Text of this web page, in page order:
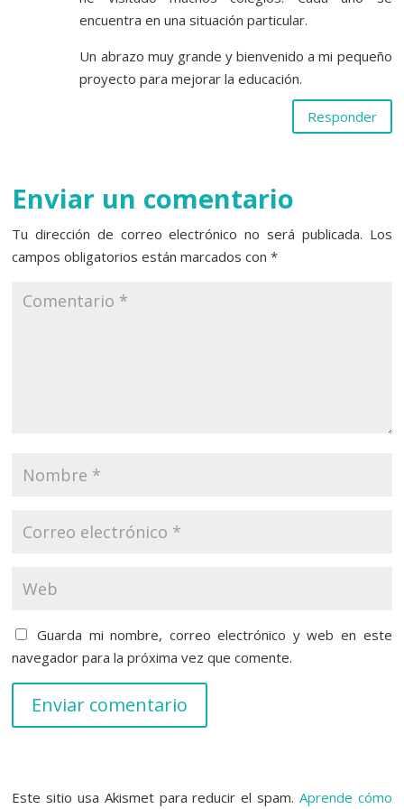
encuentra en una situación particular.
Un abrazo muy grande y bienvenido a mi pequeño
proyecto para mejorar la educación.
Responder
Enviar un comentario
Tu dirección de correo electrónico no será publicada. Los
campos obligatorios están marcados con*
Guarda mi nombre, correo electrónico y web en este
navegador para la próxima vez que comente.
Enviar comentario
Este sitio usa Akismet para reducir el spam. Aprende cómo